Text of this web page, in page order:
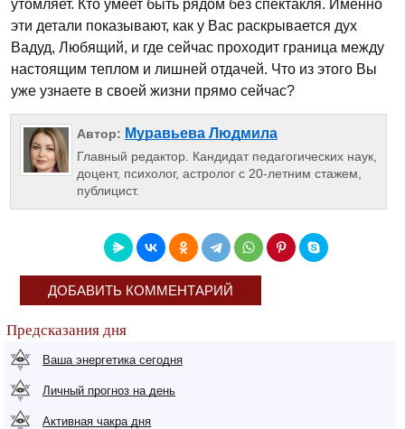
утомляет. Кто умеет быть рядом без спектакля. Именно
эти детали показывают, как у Вас раскрывается дух
Вадуд, Любящий, и где сейчас проходит граница между
настоящим теплом и лишней отдачей. Что из этого Вы
уже узнаете в своей жизни прямо сейчас?
Автор: Муравьева Людмила
Главный редактор. Кандидат педагогических наук,
доцент, психолог, астролог с 20-летним стажем,
публицист.
ДОБАВИТЬ КОММЕНТАРИЙ
Предсказания дня
Ваша энергетика сегодня
Личный прогноз на день
Активная чакра дня